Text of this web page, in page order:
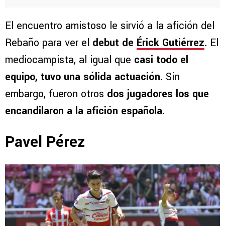
El encuentro amistoso le sirvió a la afición del
Rebaño para ver el debut de Érick Gutiérrez. El
mediocampista, al igual que casi todo el
equipo, tuvo una sólida actuación. Sin
embargo, fueron otros dos jugadores los que
encandilaron a la afición española.
Pavel Pérez